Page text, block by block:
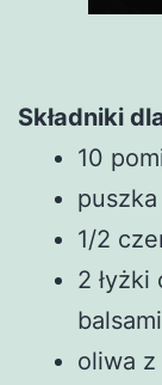
Składniki
10
1/2
2
oliwa